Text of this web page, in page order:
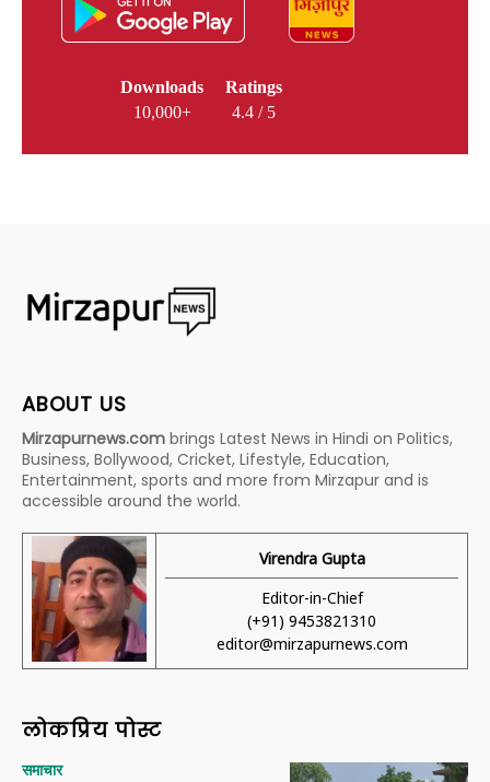
Downloads
10,000+
Ratings
4.4 / 5
ABOUT US
Mirzapurnews.com brings Latest News in Hindi on Politics,
Business, Bollywood, Cricket, Lifestyle, Education,
Entertainment, sports and more from Mirzapur and is
accessible around the world.
Virendra Gupta
Editor-in-Chief
(+91) 9453821310
editor@mirzapurnews.com
लोकप्रिय पोस्ट
समाचार